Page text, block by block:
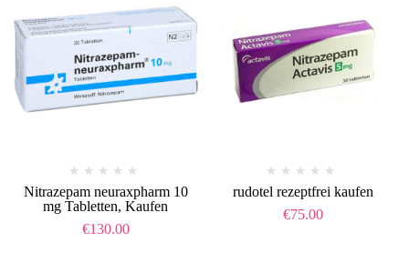
Nitrazepam neuraxpharm 10
mg Tabletten, Kaufen
€130.00
rudotel rezeptfrei kaufen
€75.00